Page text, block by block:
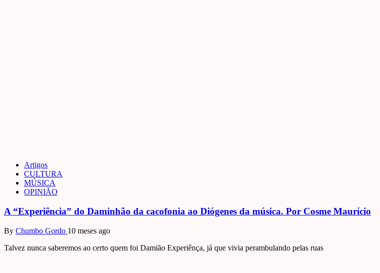
Artigos
CULTURA
MÚSICA
OPINIÃO
A “Experiência” do Daminhão da cacofonia ao Diógenes da música. Por Cosme Maurício
By Chumbo Gordo 10 meses ago
Talvez nunca saberemos ao certo quem foi Damião Experiênça, já que vivia perambulando pelas ruas